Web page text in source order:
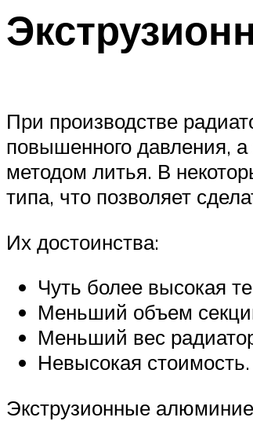
При производстве
повышенного давления,
методом литья. В
типа, что позволяет
Их достоинства:
Чуть более высокая
Меньший объем
Меньший вес
Невысокая стоимость.
Экструзионные